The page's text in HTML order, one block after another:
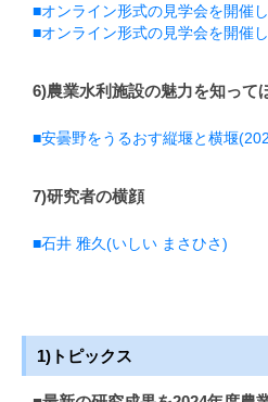
■オンライン形式の見学会を開催
■オンライン形式の見学会を開催
6)農業水利施設の魅力を知って
■安曇野をうるおす縦堰と横堰
7)研究者の横顔
■石井 雅久(いしい まさひさ)
1)トピックス